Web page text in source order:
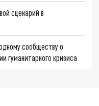
сценарий в
сообществу о
гуманитарного кризиса